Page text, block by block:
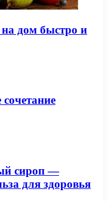
дом быстро и
сироп —
для здоровья